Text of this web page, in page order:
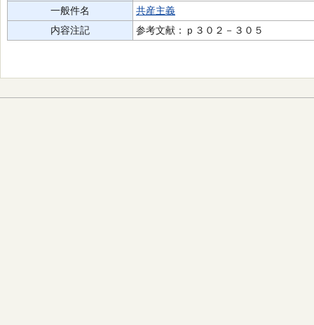
一般件名
共産主義
内容注記
参考文献：ｐ３０２－３０５